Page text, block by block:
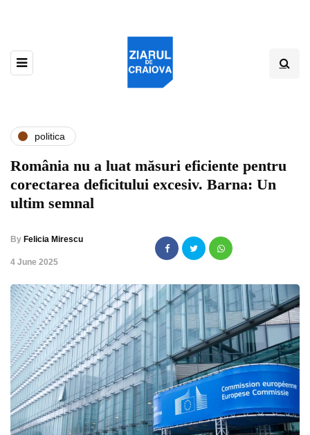
politica
România nu a luat măsuri eficiente pentru
corectarea deficitului excesiv. Barna: Un
ultim semnal
By Felicia Mirescu
,4 June 2025